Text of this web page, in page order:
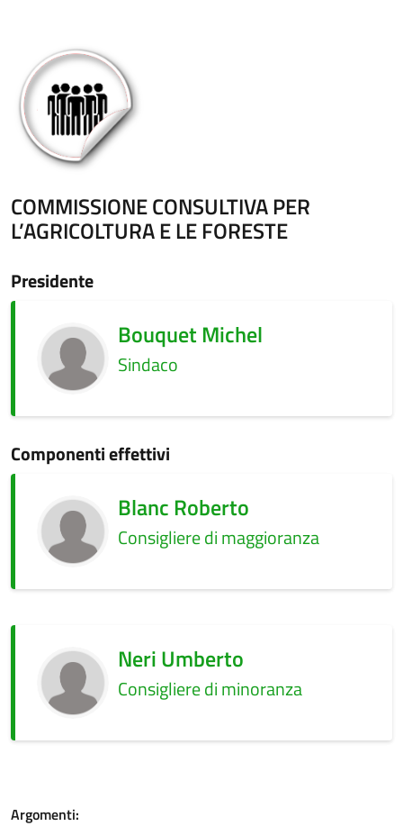
COMMISSIONE CONSULTIVA PER
L’AGRICOLTURA E LE FORESTE
Presidente
Bouquet Michel
Sindaco
Componenti effettivi
Blanc Roberto
Consigliere di maggioranza
Neri Umberto
Consigliere di minoranza
Argomenti: